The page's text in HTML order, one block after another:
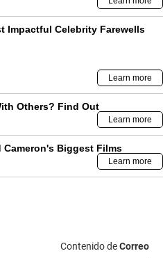
Contenido deCorreo